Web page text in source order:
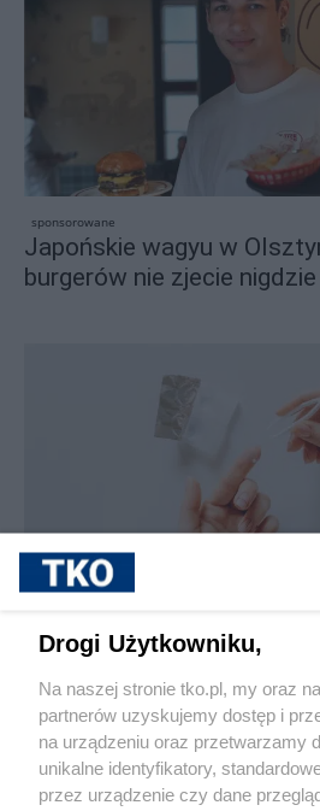
sponsorowane
Japońskie wagyu w
burgerów nie zjecie
Jak rozpoznać, że
Pokaż więcej
Drogi Użytkowniku,
Na naszej stronie tko.pl, my oraz
partnerów uzyskujemy dostęp i
na urządzeniu oraz przetwarzamy
unikalne identyfikatory,
przez urządzenie czy dane